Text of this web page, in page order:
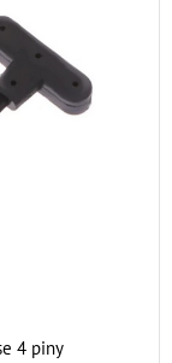
4 piny